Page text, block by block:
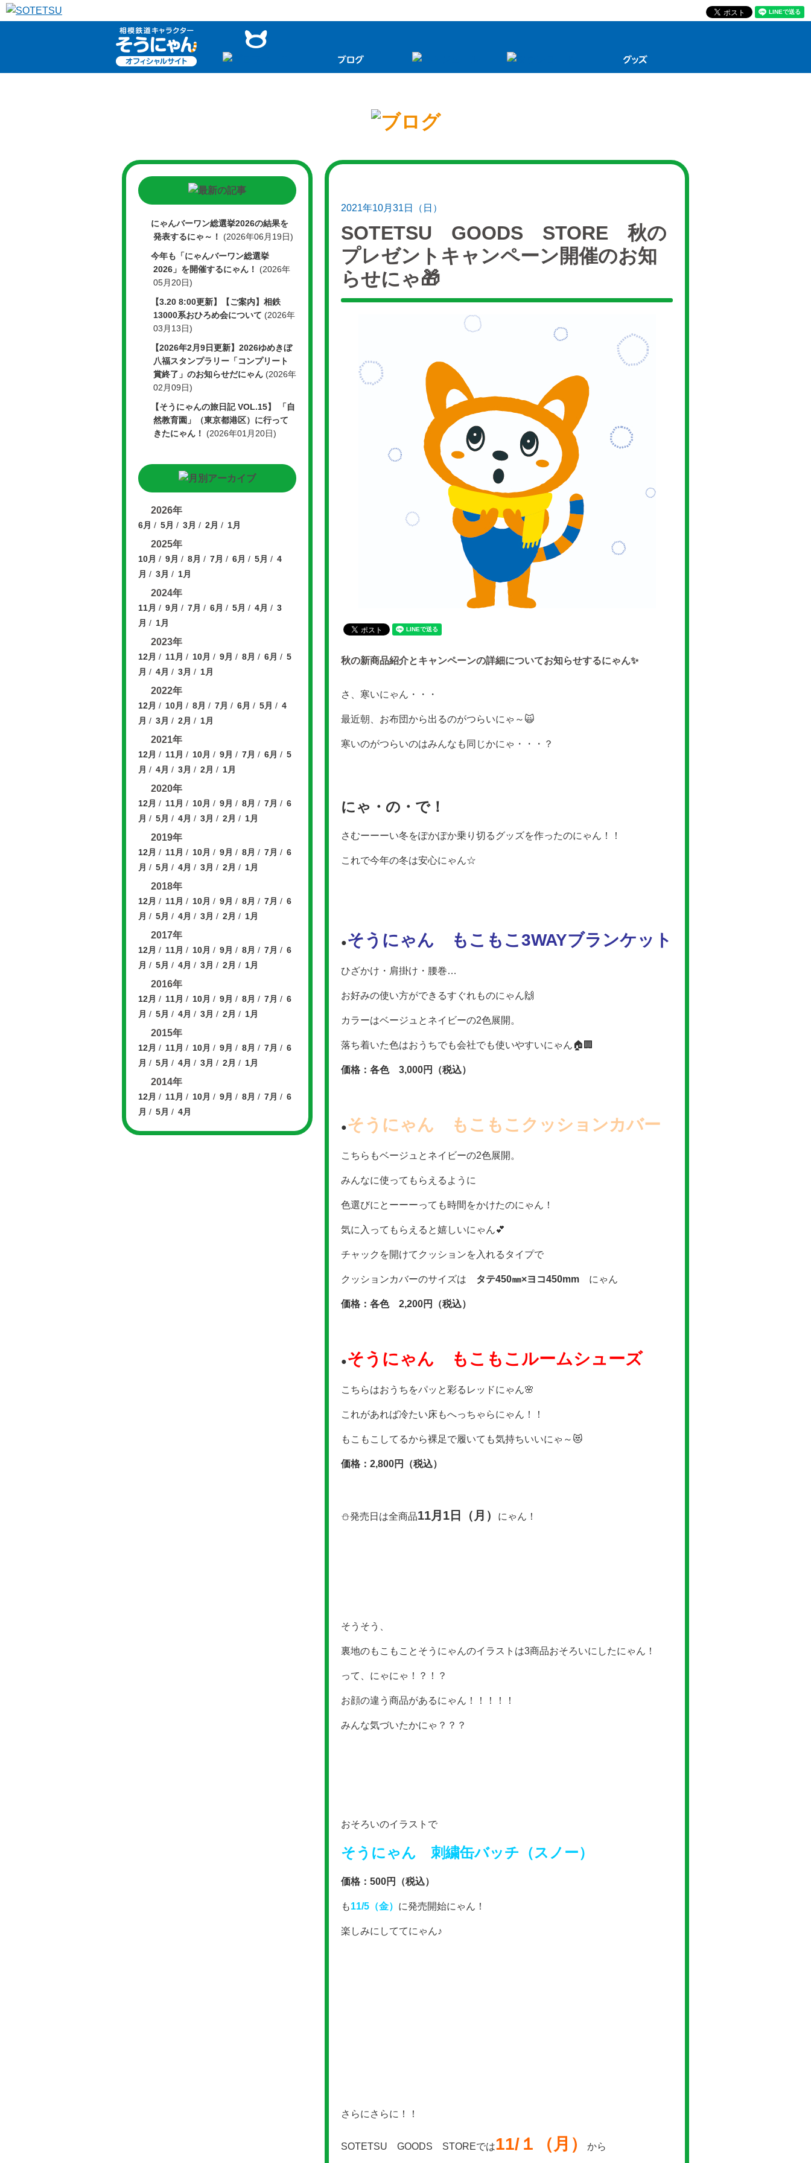
本
文
2021年10月31日（日）
SOTETSU GOODS STORE 秋の
プレゼントキャンペーン開催のお知
らせにゃ🎁
秋の新商品紹介とキャンペーンの詳細についてお知らせするにゃん✨
さ、寒いにゃん・・・
最近朝、お布団から出るのがつらいにゃ～🙀
寒いのがつらいのはみんなも同じかにゃ・・・？
にゃ・の・で！
さむーーーい冬をぽかぽか乗り切るグッズを作ったのにゃん！！
これで今年の冬は安心にゃん☆
●そうにゃん もこもこ3WAYブランケット
ひざかけ・肩掛け・腰巻…
お好みの使い方ができるすぐれものにゃん🙌
カラーはベージュとネイビーの2色展開。
落ち着いた色はおうちでも会社でも使いやすいにゃん🏠🏢
価格：各色 3,000円（税込）
●そうにゃん もこもこクッションカバー
こちらもベージュとネイビーの2色展開。
みんなに使ってもらえるように
色選びにとーーーっても時間をかけたのにゃん！
気に入ってもらえると嬉しいにゃん💕
チャックを開けてクッションを入れるタイプで
クッションカバーのサイズは タテ450㎜×ヨコ450mm にゃん
価格：各色 2,200円（税込）
●そうにゃん もこもこルームシューズ
こちらはおうちをパッと彩るレッドにゃん🌸
これがあれば冷たい床もへっちゃらにゃん！！
もこもこしてるから裸足で履いても気持ちいいにゃ～😻
価格：2,800円（税込）
⛄発売日は全商品11月1日（月） にゃん！
そうそう、
裏地のもこもことそうにゃんのイラストは3商品おそろいにしたにゃん！
って、にゃにゃ！？！？
お顔の違う商品があるにゃん！！！！！
みんな気づいたかにゃ？？？
おそろいのイラストで
そうにゃん 刺繍缶バッチ（スノー）
価格：500円（税込）
も11/5（金） に発売開始にゃん！
楽しみにしててにゃん♪
さらにさらに！！
SOTETSU GOODS STOREでは11/１（月） から
にゃんバーワン総選挙2026の結果を
発表するにゃ～！
(2026年06月19日)
今年も「にゃんバーワン総選挙
2026」を開催するにゃん！
(2026年
05月20日)
【3.20 8:00更新】【ご案内】相鉄
13000系おひろめ会について (2026年
03月13日)
【2026年2月9日更新】2026ゆめきぼ
八福スタンプラリー「コンプリート
賞終了」のお知らせだにゃん (2026年
02月09日)
【そうにゃんの旅日記 VOL.15】 「自
然教育園」（東京都港区）に行って
きたにゃん！
(2026年01月20日)
2026年
6月 5月 3月 2月 1月
2025年
10月 9月 8月 7月 6月 5月
4
月
3月 1月
2024年
11月 9月 7月 6月 5月 4月
3
月
1月
2023年
12月 11月 10月 9月 8月 6月
5
月
4月 3月 1月
2022年
12月 10月 8月 7月 6月 5月
4
月
3月 2月 1月
2021年
12月 11月 10月 9月 7月 6月
5
月
4月 3月 2月 1月
2020年
12月 11月 10月 9月 8月 7月
6
月
5月 4月 3月 2月 1月
2019年
12月 11月 10月 9月 8月 7月
6
月
5月 4月 3月 2月 1月
2018年
12月 11月 10月 9月 8月 7月
6
月
5月 4月 3月 2月 1月
2017年
12月 11月 10月 9月 8月 7月
6
月
5月 4月 3月 2月 1月
2016年
12月 11月 10月 9月 8月 7月
6
月
5月 4月 3月 2月 1月
2015年
12月 11月 10月 9月 8月 7月
6
月
5月 4月 3月 2月 1月
2014年
12月 11月 10月 9月 8月 7月
6
月
5月 4月